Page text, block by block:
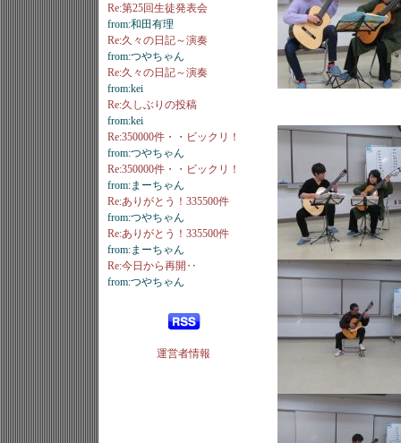
Re:第25回生徒発表会
from:和田有理
Re:久々の日記～演奏
from:つやちゃん
Re:久々の日記～演奏
from:kei
Re:久しぶりの投稿
from:kei
Re:350000件・・ビックリ！
from:つやちゃん
Re:350000件・・ビックリ！
from:まーちゃん
Re:ありがとう！335500件
from:つやちゃん
Re:ありがとう！335500件
from:まーちゃん
Re:今日から再開‥
from:つやちゃん
運営者情報